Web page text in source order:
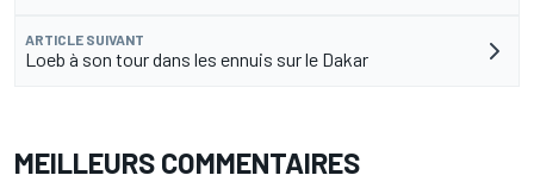
ARTICLE SUIVANT
Loeb à son tour dans les ennuis sur le Dakar
MEILLEURS COMMENTAIRES